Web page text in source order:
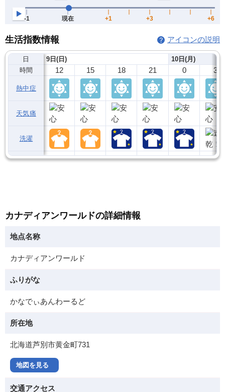
生活指数情報 アイコンの説明
日
時間
熱中症
天気痛
洗濯
9日(日)
12 15 18 21
10日(月)
0 3
カナディアンワールドの詳細情報
地点名称
カナディアンワールド
ふりがな
かなでぃあんわーるど
所在地
北海道芦別市黄金町731
地図を見る
交通アクセス